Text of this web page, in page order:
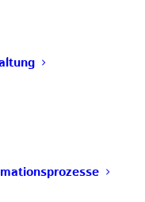
Offenes Lernen
S Wien 12
– 68